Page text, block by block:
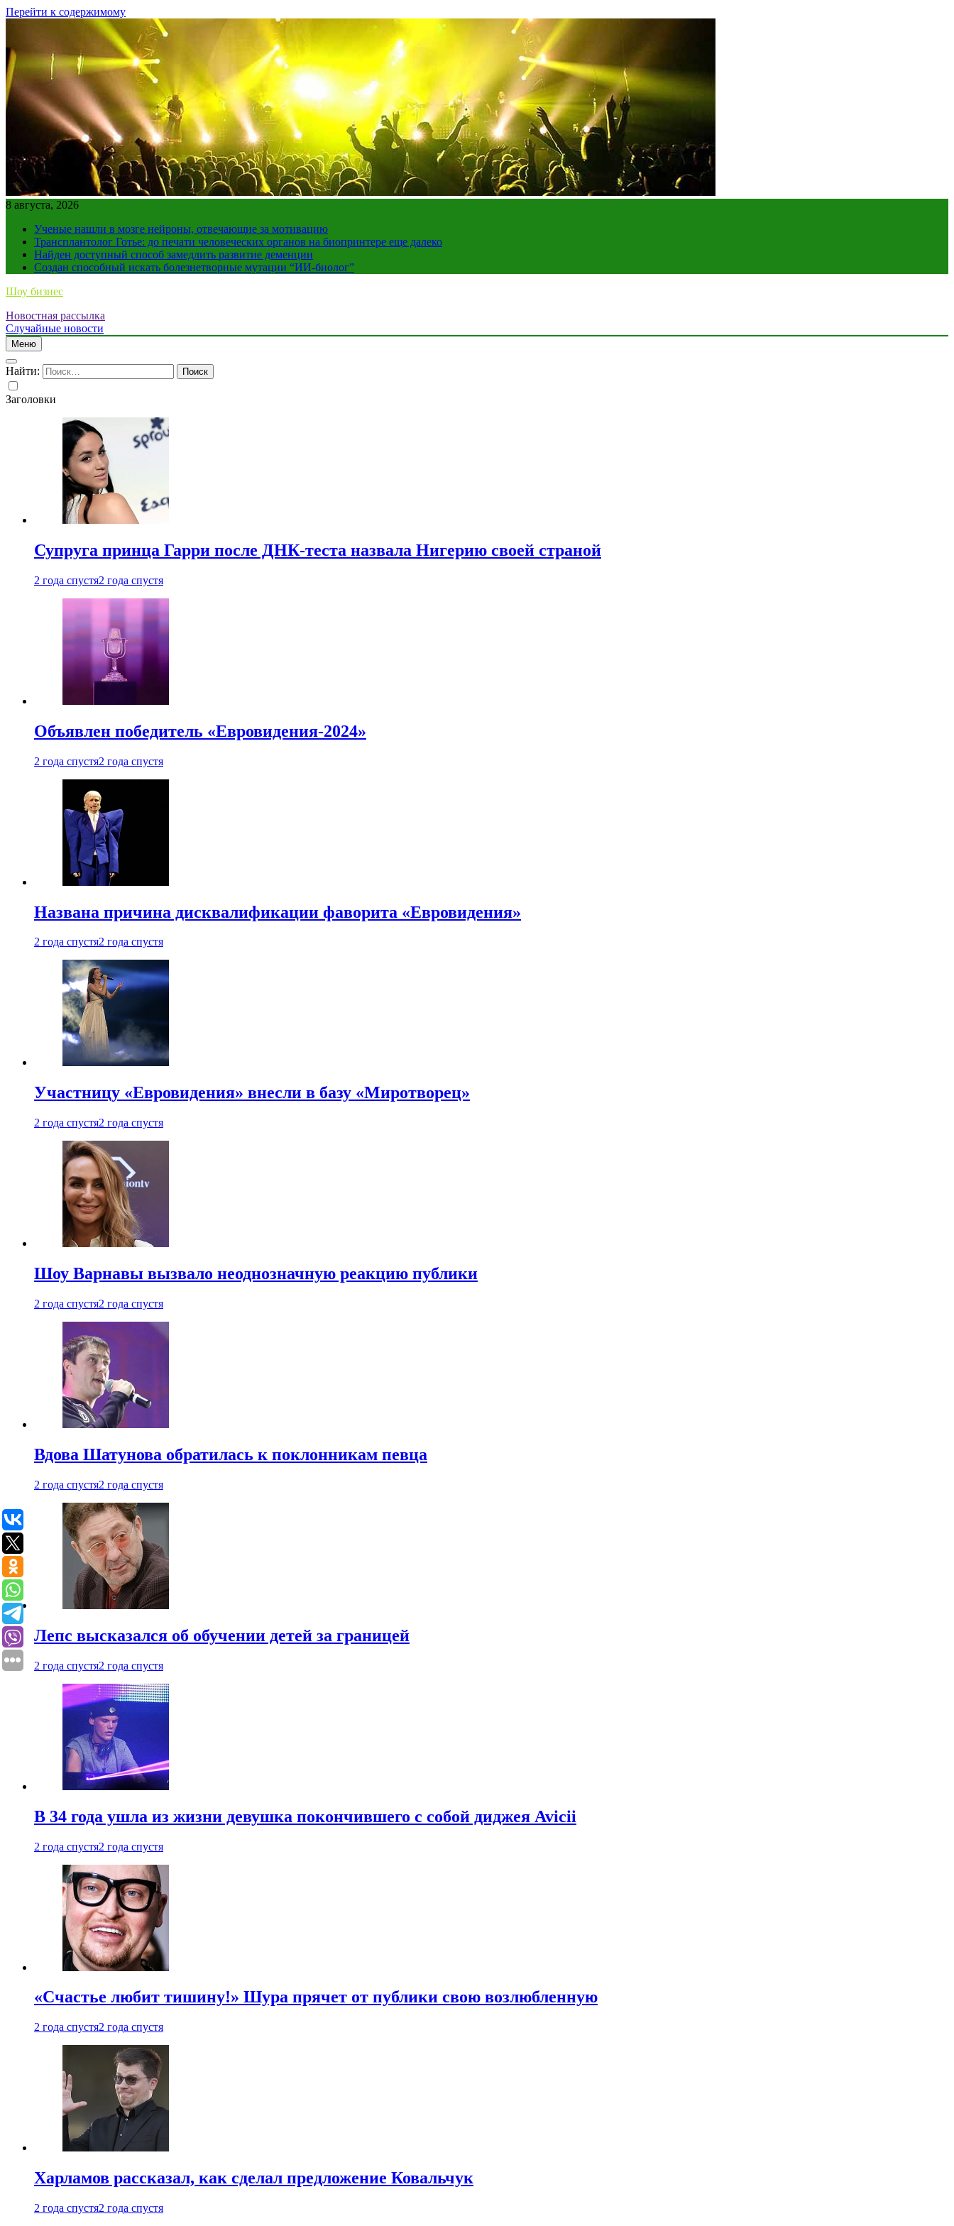
Перейти к содержимому
8 августа, 2026
Ученые нашли в мозге нейроны, отвечающие за мотивацию
Трансплантолог Готье: до печати человеческих органов на биопринтере еще далеко
Найден доступный способ замедлить развитие деменции
Создан способный искать болезнетворные мутации “ИИ-биолог”
Шоу бизнес
Новостная рассылка
Случайные новости
Меню
Найти:
Заголовки
Супруга принца Гарри после ДНК-теста назвала Нигерию своей страной
2 года спустя2 года спустя
Объявлен победитель «Евровидения-2024»
2 года спустя2 года спустя
Названа причина дисквалификации фаворита «Евровидения»
2 года спустя2 года спустя
Участницу «Евровидения» внесли в базу «Миротворец»
2 года спустя2 года спустя
Шоу Варнавы вызвало неоднозначную реакцию публики
2 года спустя2 года спустя
Вдова Шатунова обратилась к поклонникам певца
2 года спустя2 года спустя
Лепс высказался об обучении детей за границей
2 года спустя2 года спустя
В 34 года ушла из жизни девушка покончившего с собой диджея Avicii
2 года спустя2 года спустя
«Счастье любит тишину!» Шура прячет от публики свою возлюбленную
2 года спустя2 года спустя
Харламов рассказал, как сделал предложение Ковальчук
2 года спустя2 года спустя